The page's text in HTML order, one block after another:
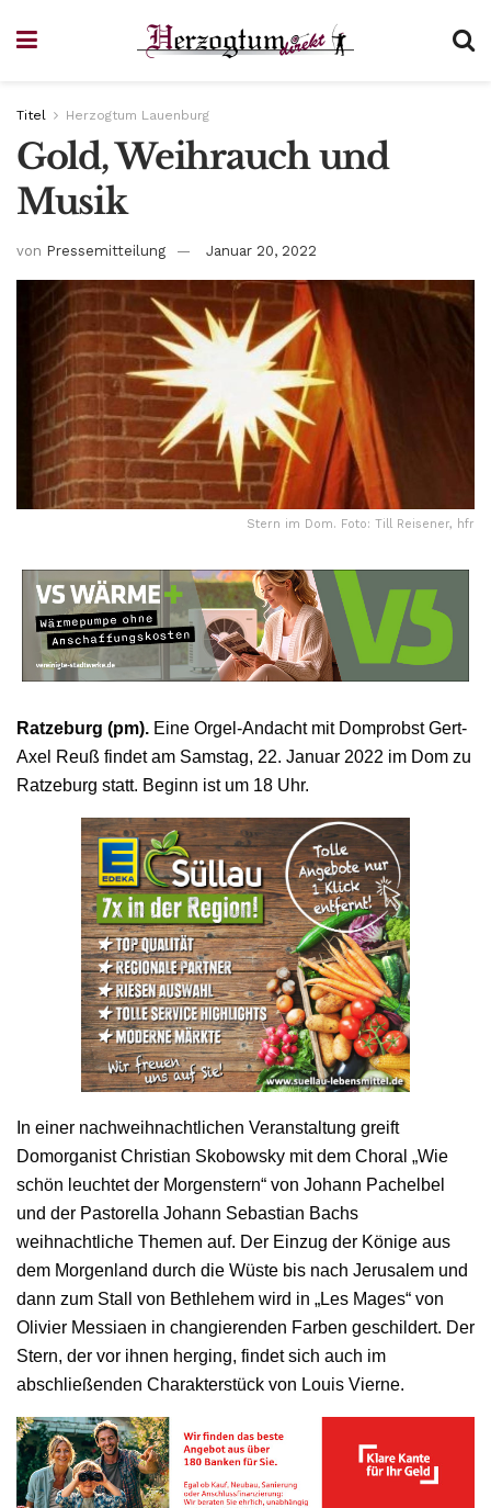
Titel Herzogtum Lauenburg
Gold, Weihrauch und
Musik
von Pressemitteilung Januar 20, 2022
Stern im Dom. Foto: Till Reisener, hfr
Ratzeburg (pm). Eine Orgel-Andacht mit Domprobst Gert-
Axel Reuß findet am Samstag, 22. Januar 2022 im Dom zu
Ratzeburg statt. Beginn ist um 18 Uhr.
In einer nachweihnachtlichen Veranstaltung greift
Domorganist Christian Skobowsky mit dem Choral „Wie
schön leuchtet der Morgenstern“ von Johann Pachelbel
und der Pastorella Johann Sebastian Bachs
weihnachtliche Themen auf. Der Einzug der Könige aus
dem Morgenland durch die Wüste bis nach Jerusalem und
dann zum Stall von Bethlehem wird in „Les Mages“ von
Olivier Messiaen in changierenden Farben geschildert. Der
Stern, der vor ihnen herging, findet sich auch im
abschließenden Charakterstück von Louis Vierne.